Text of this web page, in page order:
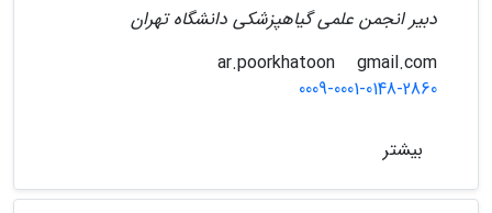
دبیر انجمن علمی گیاهپزشکی دانشگاه تهران
gmail.com
0009-0001-0148-2860
بیشتر